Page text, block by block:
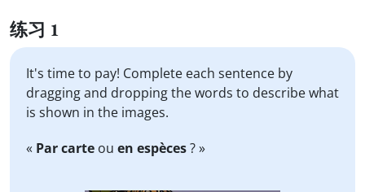
练习 1
It's time to pay! Complete each sentence by
dragging and dropping the words to describe what
is shown in the images.
« Par carte ou en espèces? »